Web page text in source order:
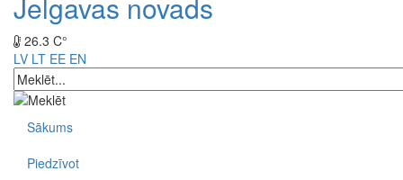
Jelgavas novads
26.3 C°
LV LT EE EN
Sākums
Piedzīvot